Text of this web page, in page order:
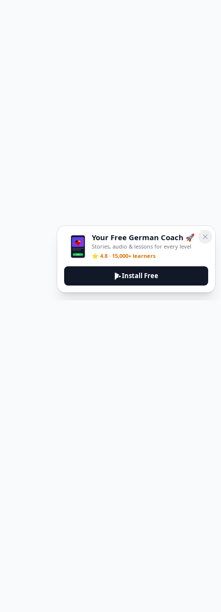
Your Free German Coach 🚀
Stories, audio & lessons for every level
⭐ 4.8 · 15,000+ learners
Install Free